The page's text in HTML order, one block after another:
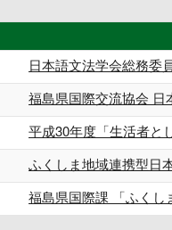
日本語文法学会総務委
福島県国際交流協会 日
平成30年度「生活者と
ふくしま地域連携型日
福島県国際課 「ふくし